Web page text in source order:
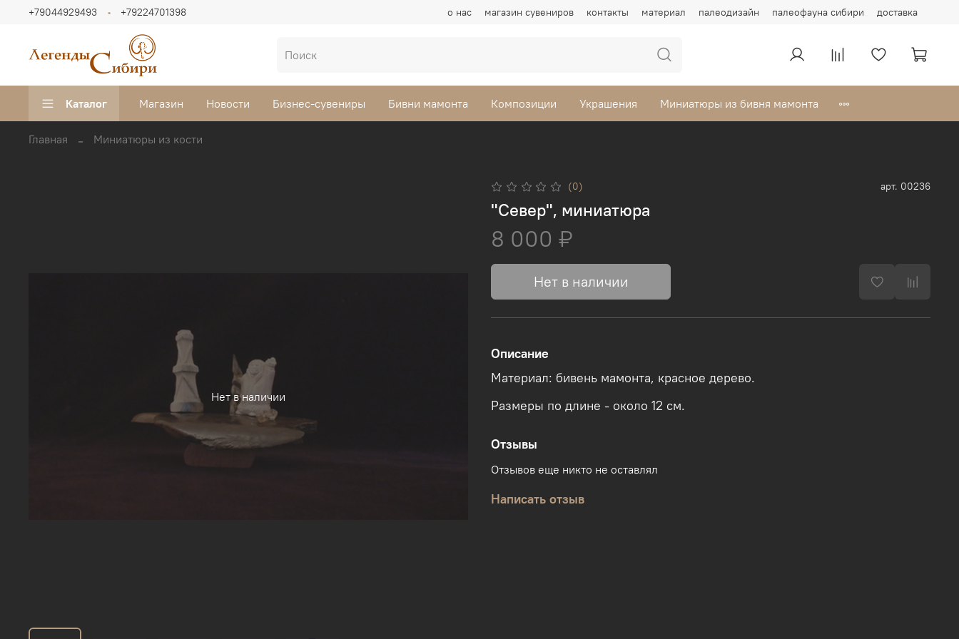
о нас магазин сувениров контакты материал палеодизайн палеофауна сибири доставка
+79044929493 +79224701398
Каталог Магазин Новости Бизнес-сувениры Бивни мамонта Композиции Украшения Миниатюры из бивня мамонта
Главная Миниатюры из кости
Нет в наличии
(0) арт. 00236
"Север", миниатюра
8 000 ₽
Нет в наличии
Описание
Материал: бивень мамонта, красное дерево.
Размеры по длине - около 12 см.
Отзывы
Отзывов еще никто не оставлял
Написать отзыв